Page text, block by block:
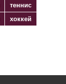
теннис
хоккей